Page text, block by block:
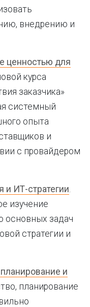
внедрению и
ценностью для
курса
заказчика»
системный
опыта
и
с провайдером
и ИТ-стратегии.
изучение
основных задач
стратегии и
и
планирование